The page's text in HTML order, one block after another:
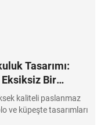
Tasarımı:
Bir
kaliteli paslanmaz
ve küpeşte tasarımları